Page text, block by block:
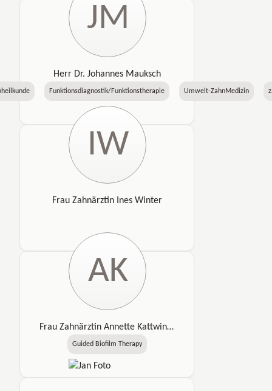
JM
Herr Dr. Johannes Mauksch
Funktionsdiagnostik/Funktionstherapie Umwelt-ZahnMedizin
IW
Frau Zahnärztin Ines Winter
AK
Frau Zahnärztin Annette Kattwinkel
Guided Biofilm Therapy